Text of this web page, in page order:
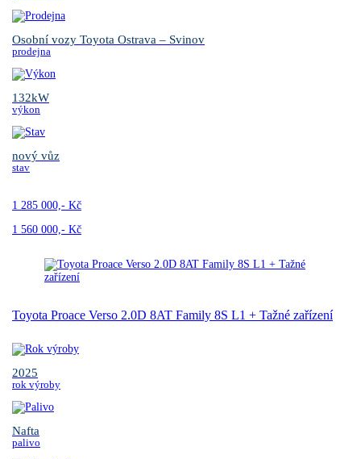
Osobní vozy Toyota Ostrava – Svinov
prodejna
132kW
výkon
nový vůz
stav
1 285 000,- Kč
1 560 000,- Kč
Toyota Proace Verso 2.0D 8AT Family 8S L1 + Tažné zařízení
2025
rok výroby
Nafta
palivo